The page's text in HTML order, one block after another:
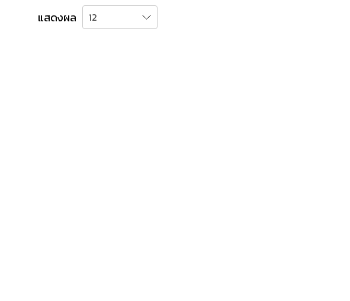
แสดงผล